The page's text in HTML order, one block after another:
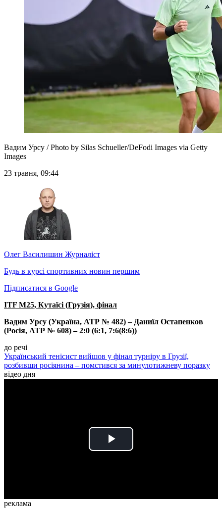
Вадим Урсу / Photo by Silas Schueller/DeFodi Images via Getty
Images
23 травня, 09:44
Олег Василишин Журналіст
Будь в курсі спортивних новин першим
Підписатися в Google
ITF М25, Кутаїсі (Грузія), фінал
Вадим Урсу (Україна, АТР № 482) – Даниїл Остапенков
(Росія, АТР № 608) – 2:0 (6:1, 7:6(8:6))
до речі
Український тенісист вийшов у фінал турніру в Грузії,
розбивши росіянина – помстився за минулотижневу поразку
відео дня
Play
реклама